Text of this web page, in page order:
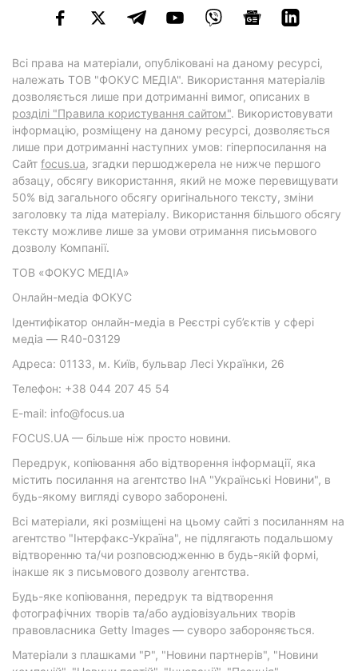
Всі права на матеріали, опубліковані на даному ресурсі,
належать ТОВ "ФОКУС МЕДІА". Використання матеріалів
дозволяється лише при дотриманні вимог, описаних в
розділі "Правила користування сайтом". Використовувати
інформацію, розміщену на даному ресурсі, дозволяється
лише при дотриманні наступних умов: гіперпосилання на
Cайт focus.ua, згадки першоджерела не нижче першого
абзацу, обсягу використання, який не може перевищувати
50% від загального обсягу оригінального тексту, зміни
заголовку та ліда матеріалу. Використання більшого обсягу
тексту можливе лише за умови отримання письмового
дозволу Компанії.
ТОВ «ФОКУС МЕДІА»
Онлайн-медіа ФОКУС
Ідентифікатор онлайн-медіа в Реєстрі суб’єктів у сфері
медіа — R40-03129
Адреса: 01133, м. Київ, бульвар Лесі Українки, 26
Телефон: +38 044 207 45 54
E-mail: info@focus.ua
FOCUS.UA — більше ніж просто новини.
Передрук, копіювання або відтворення інформації, яка
містить посилання на агентство ІнА "Українські Новини", в
будь-якому вигляді суворо заборонені.
Всі матеріали, які розміщені на цьому сайті з посиланням на
агентство "Інтерфакс-Україна", не підлягають подальшому
відтворенню та/чи розповсюдженню в будь-якій формі,
інакше як з письмового дозволу агентства.
Будь-яке копіювання, передрук та відтворення
фотографічних творів та/або аудіовізуальних творів
правовласника Getty Images — суворо забороняється.
Матеріали з плашками "Р", "Новини партнерів", "Новини